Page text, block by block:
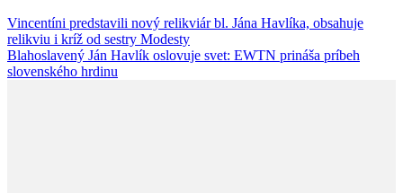
Vincentíni predstavili nový relikviár bl. Jána Havlíka, obsahuje
relikviu i kríž od sestry Modesty
Blahoslavený Ján Havlík oslovuje svet: EWTN prináša príbeh
slovenského hrdinu